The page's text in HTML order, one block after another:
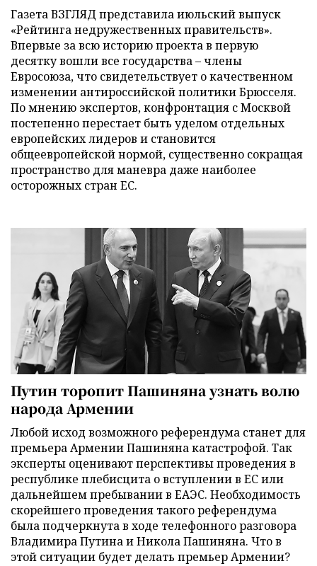
Газета ВЗГЛЯД представила июльский выпуск
«Рейтинга недружественных правительств».
Впервые за всю историю проекта в первую
десятку вошли все государства – члены
Евросоюза, что свидетельствует о качественном
изменении антироссийской политики Брюсселя.
По мнению экспертов, конфронтация с Москвой
постепенно перестает быть уделом отдельных
европейских лидеров и становится
общеевропейской нормой, существенно сокращая
пространство для маневра даже наиболее
осторожных стран ЕС.
Путин торопит Пашиняна узнать волю
народа Армении
Любой исход возможного референдума станет для
премьера Армении Пашиняна катастрофой. Так
эксперты оценивают перспективы проведения в
республике плебисцита о вступлении в ЕС или
дальнейшем пребывании в ЕАЭС. Необходимость
скорейшего проведения такого референдума
была подчеркнута в ходе телефонного разговора
Владимира Путина и Никола Пашиняна. Что в
этой ситуации будет делать премьер Армении?